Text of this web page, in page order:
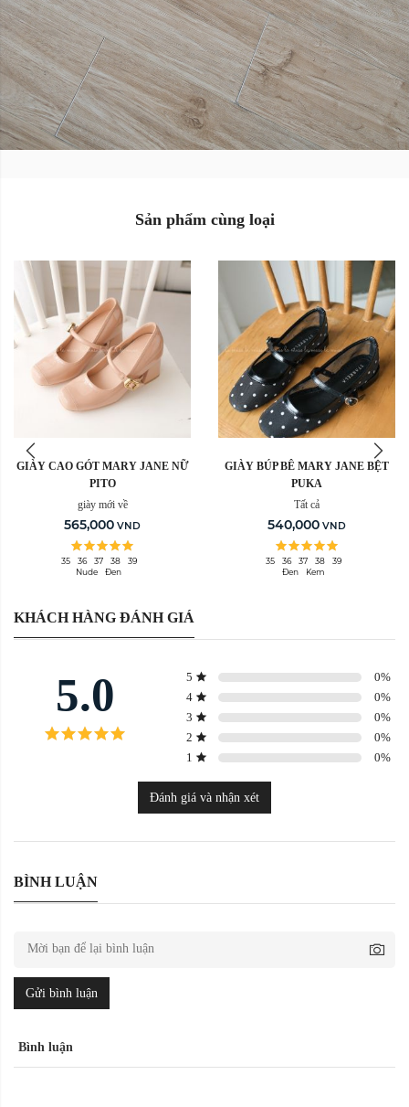
Sản phẩm cùng loại
Size:
35 36 37
38 39
GIÀY CAO GÓT MARY JANE NỮ
PITO
giày mới về
565,000 VND
35 36 37 38
39
Nude
Đen
Size:
35 36 37
38 39
Sản Phẩm Hết Hàng
GIÀY BÚP BÊ MARY JANE BỆT
PUKA
Tất cả
540,000 VND
35 36 37 38
39
Đen
Kem
KHÁCH HÀNG ĐÁNH GIÁ
5.0 5 0%
4
0%
3
0%
2
0%
1
0%
Đánh giá và nhận xét
BÌNH LUẬN
Gửi bình luận
Bình luận